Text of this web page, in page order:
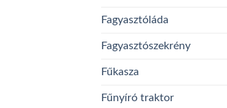
Fagyasztóláda
Fagyasztószekrény
Fűkasza
Fűnyíró traktor